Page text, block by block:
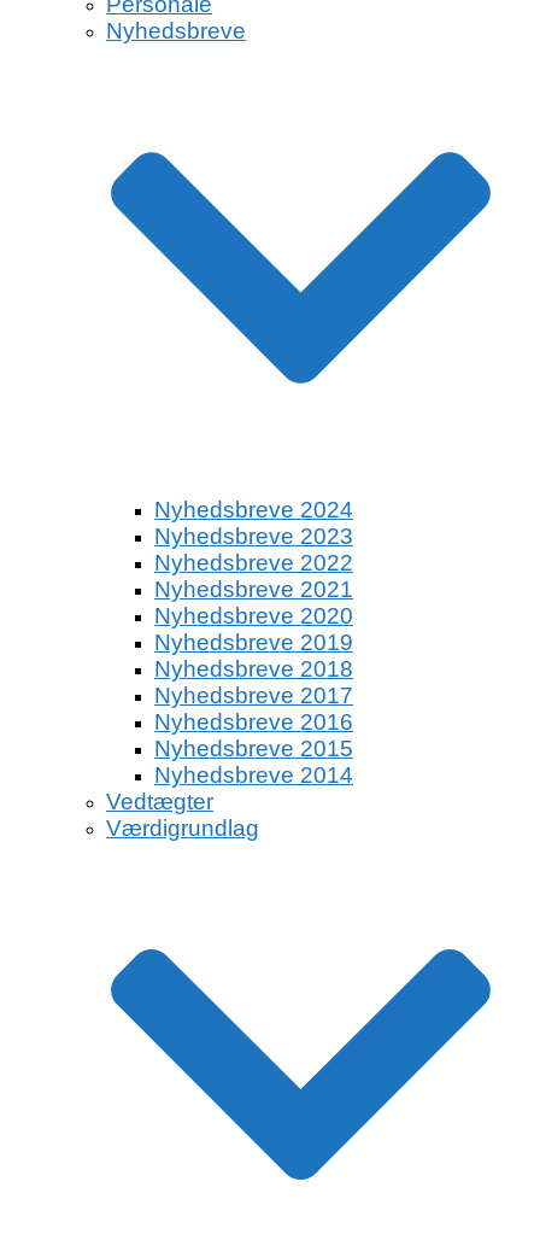
Nyhedsbreve
Nyhedsbreve 2024
Nyhedsbreve 2023
Nyhedsbreve 2022
Nyhedsbreve 2021
Nyhedsbreve 2020
Nyhedsbreve 2019
Nyhedsbreve 2018
Nyhedsbreve 2017
Nyhedsbreve 2016
Nyhedsbreve 2015
Nyhedsbreve 2014
Vedtægter
Værdigrundlag